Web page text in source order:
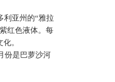
利亚州的“雅拉
红色液体。每
。
份是巴萝沙河